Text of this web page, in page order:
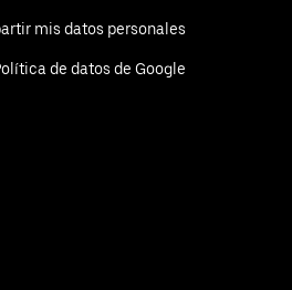
mis datos personales
de datos de Google